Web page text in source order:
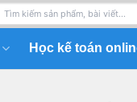
Học kế toán